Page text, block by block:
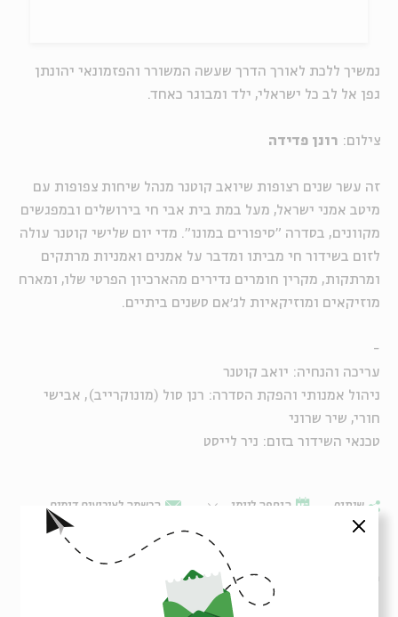
נמשיך ללכת לאורך הדרך שעשה המשורר והפזמונאי יהונתן
גפן אל לב כל ישראלי, ילד ומבוגר כאחד.
צילום: רונן פדידה
זה עשר שנים רצופות שיואב קוטנר מנהל שיחות צפופות עם
מיטב אמני ישראל, מעל במת בית אבי חי בירושלים ובמפגשים
מקוונים, בסדרה "סיפורים במונו". מדי יום שלישי קוטנר עולה
לזום בשידור חי מביתו ומדבר על אמנים ואמניות מרתקים
ומרתקות, מקרין חומרים נדירים מהארכיון הפרטי שלו, ומארח
מוזיקאים ומוזיקאיות לג׳אם סשנים ביתיים.
-
עריכה והנחיה: יואב קוטנר
ניהול אמנותי והפקת הסדרה: רנן סול (מונוקרייב), אבישי
חורי, שיר שרוני
טכנאי השידור בזום: ניר לייסט
שיתוף הוספה ליומן הרשמה לאירועים דומים
מוזיקה ישראלית נוסטלגיה
סגור